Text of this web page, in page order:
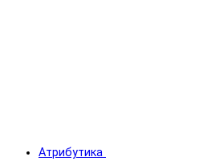
Атрибутика